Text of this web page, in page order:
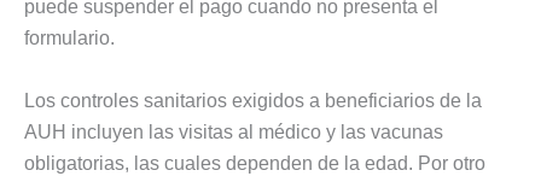
puede suspender el pago cuando no presenta el
formulario.
Los controles sanitarios exigidos a beneficiarios de la
AUH incluyen las visitas al médico y las vacunas
obligatorias, las cuales dependen de la edad. Por otro